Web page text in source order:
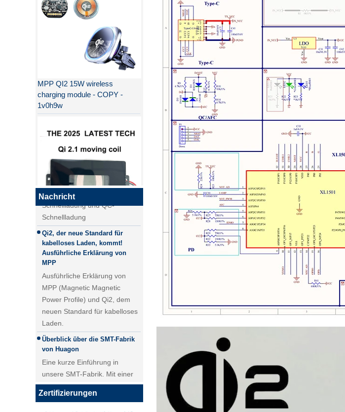
charging module - COPY -
1v0h9w
Qi2.1 15W QI 2.1 Moving Coil
Wireless Ladegerät
Abnehmbares drahtloses
Ladegerät
25W QI2 Wireless Lademodul
Wireless Ladegerät - Kopie -
JCJW30
Nachricht
Der Unterschied zwischen PD-
Schnellladung und QC-
Schnellladung
Der Unterschied zwischen PD-
Schnellladung und QC-
Schnellladung
Qi2, der neue Standard für
kabelloses Laden, kommt!
Ausführliche Erklärung von
MPP
Ausführliche Erklärung von
MPP (Magnetic Magnetic
Power Profile) und Qi2, dem
neuen Standard für kabelloses
Überblick über die SMT-Fabrik
von Huagon
Eine kurze Einführung in
unsere SMT-Fabrik. Mit einer
5000 ㎡SMT-Werkstatt erreicht
PCBA-Modulen über 40.000
Zertifizierungen